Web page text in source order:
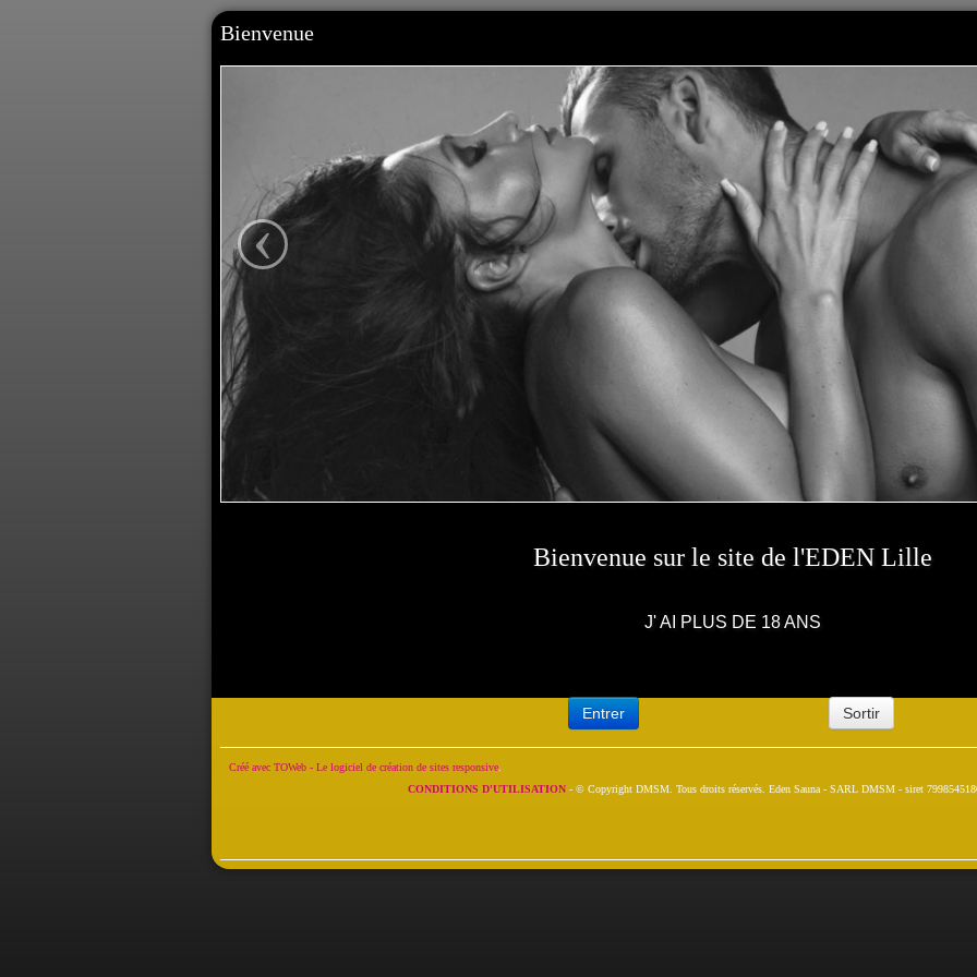
Bienvenue
‹
Bienvenue sur le site de l'EDEN Lille
J' AI PLUS DE 18 ANS
Entrer Sortir
Créé avec TOWeb - Le logiciel de création de sites responsive
CONDITIONS D'UTILISATION - © Copyright DMSM. Tous droits réservés. Eden Sauna - SARL DMSM - siret